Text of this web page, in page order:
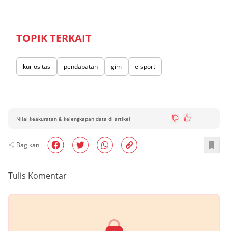
TOPIK TERKAIT
kuriositas pendapatan gim e-sport
Nilai keakuratan & kelengkapan data di artikel
Bagikan
Tulis Komentar